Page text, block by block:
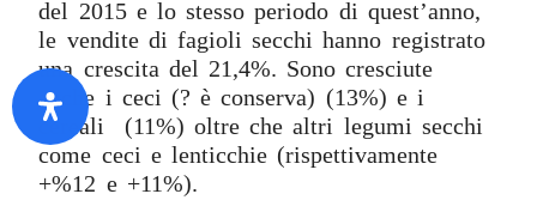
del 2015 e lo stesso periodo di quest’anno,
le vendite di fagioli secchi hanno registrato
una crescita del 21,4%. Sono cresciute
anche i ceci (? è conserva) (13%) e i
cereali (11%) oltre che altri legumi secchi
come ceci e lenticchie (rispettivamente
+%12 e +11%).